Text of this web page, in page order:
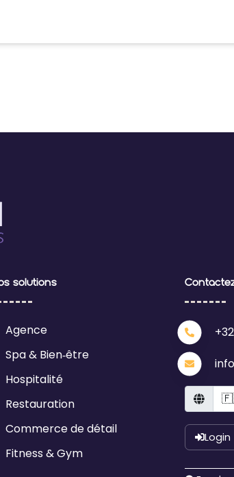
solutions
Agence
Spa & Bien‑être
Hospitalité
Restauration
Commerce de détail
Fitness & Gym
Login